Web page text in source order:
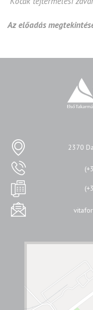
Az előadás
2370